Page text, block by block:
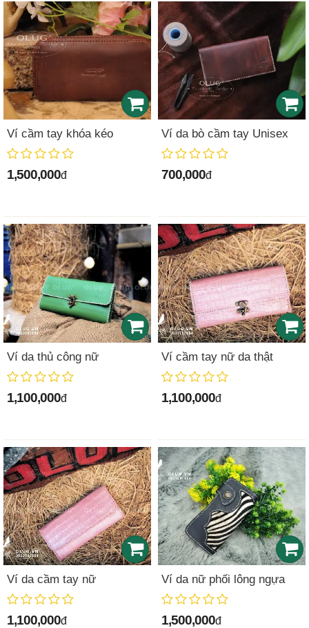
Ví cầm tay khóa kéo
1,500,000đ
Ví da bò cầm tay Unisex
700,000đ
Ví da thủ công nữ
1,100,000đ
Ví cầm tay nữ da thật
1,100,000đ
Ví da cầm tay nữ
1,100,000đ
Ví da nữ phối lông ngựa
1,500,000đ